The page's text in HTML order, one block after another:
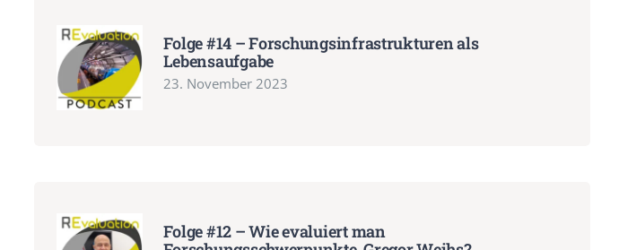
Folge #14 – Forschungsinfrastrukturen als
Lebensaufgabe
23. November 2023
Folge #12 – Wie evaluiert man